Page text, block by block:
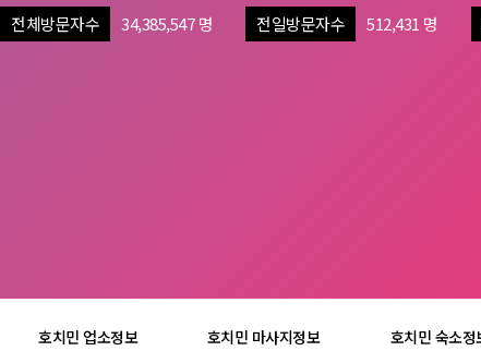
전체방문자수 34,385,547 명 전일방문자수 512,431 명
호치민 업소정보 호치민 마사지정보 호치민 숙소정